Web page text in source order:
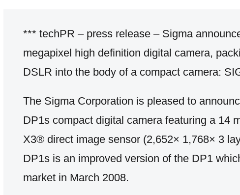
*** techPR – press release – Sigma
megapixel high definition digital camera,
DSLR into the body of a compact camera:
The Sigma Corporation is pleased to
DP1s compact digital camera featuring a 14
X3® direct image sensor (2,652× 1,768× 3
DP1s is an improved version of the DP1
market in March 2008.